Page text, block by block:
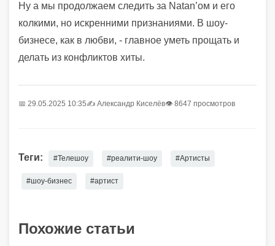
Ну а мы продолжаем следить за Natan’ом и его
колкими, но искренними признаниями. В шоу-
бизнесе, как в любви, - главное уметь прощать и
делать из конфликтов хиты.
📅 29.05.2025 10:35✍️ Александр Киселёв👁 8647 просмотров
Теги: #Телешоу #реалити-шоу #Артисты
#шоу-бизнес #артист
Похожие статьи